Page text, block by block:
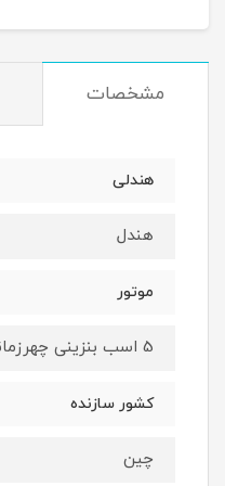
مشخصات
هندلی
هندل
موتور
5 اسب بنزینی چهرزمانه
کشور سازنده
چین